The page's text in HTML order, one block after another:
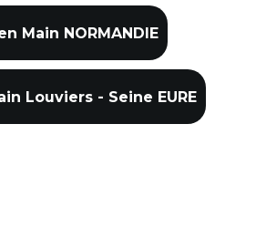
Main NORMANDIE
Louviers - Seine EURE